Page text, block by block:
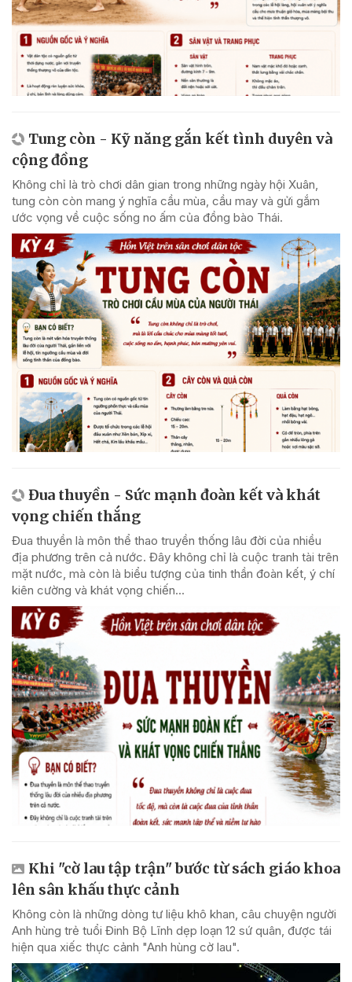
Tung còn - Kỹ năng gắn kết tình duyên và
cộng đồng
Không chỉ là trò chơi dân gian trong những ngày hội Xuân,
tung còn còn mang ý nghĩa cầu mùa, cầu may và gửi gắm
ước vọng về cuộc sống no ấm của đồng bào Thái.
Đua thuyền - Sức mạnh đoàn kết và khát
vọng chiến thắng
Đua thuyền là môn thể thao truyền thống lâu đời của nhiều
địa phương trên cả nước. Đây không chỉ là cuộc tranh tài trên
mặt nước, mà còn là biểu tượng của tinh thần đoàn kết, ý chí
kiên cường và khát vọng chiến...
Khi "cờ lau tập trận" bước từ sách giáo khoa
lên sân khấu thực cảnh
Không còn là những dòng tư liệu khô khan, câu chuyện người
Anh hùng trẻ tuổi Đinh Bộ Lĩnh dẹp loạn 12 sứ quân, được tái
hiện qua xiếc thực cảnh "Anh hùng cờ lau".